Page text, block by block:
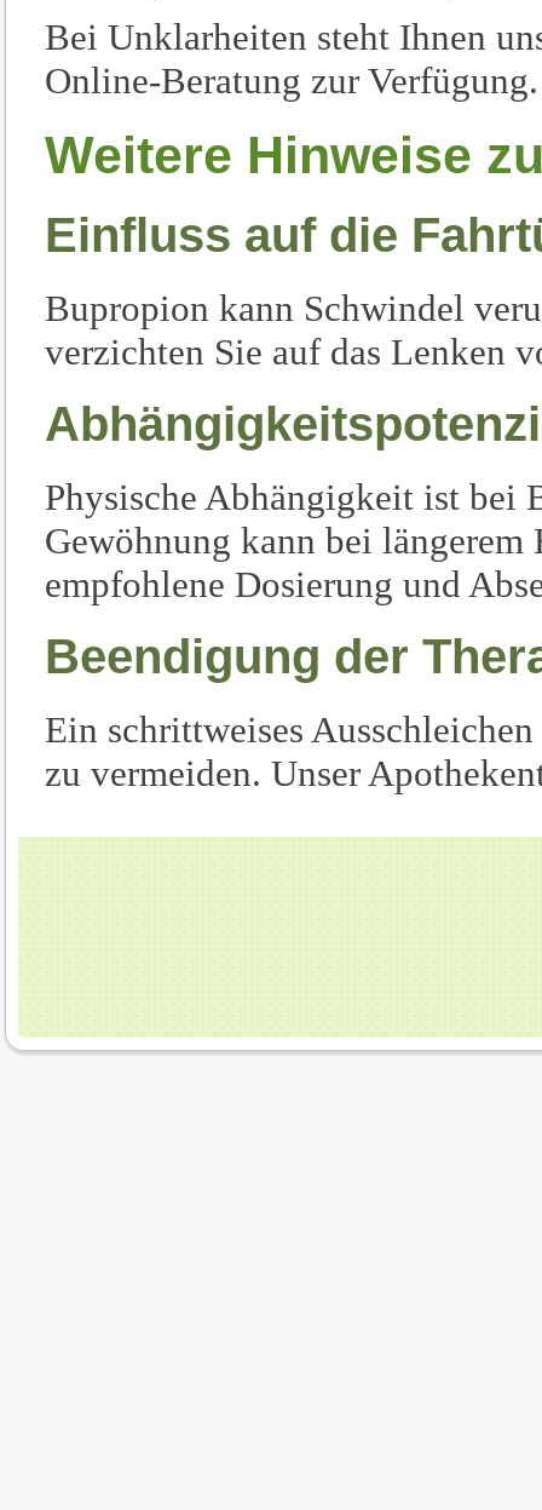
Bei Unklarheiten steht Ihnen
Online-Beratung zur Verfügung.
Weitere Hinweise
Einfluss auf die
Bupropion kann Schwindel
verzichten Sie auf das Lenken
Physische Abhängigkeit ist bei
Gewöhnung kann bei
empfohlene Dosierung und
Beendigung der
Ein schrittweises
zu vermeiden. Unser